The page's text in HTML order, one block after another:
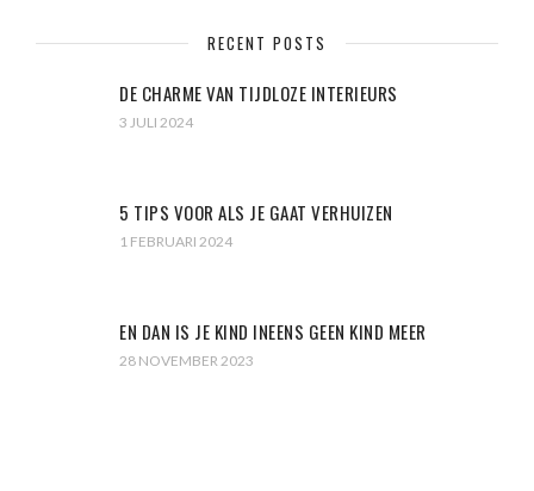
RECENT POSTS
DE CHARME VAN TIJDLOZE INTERIEURS
3 JULI 2024
5 TIPS VOOR ALS JE GAAT VERHUIZEN
1 FEBRUARI 2024
EN DAN IS JE KIND INEENS GEEN KIND MEER
28 NOVEMBER 2023